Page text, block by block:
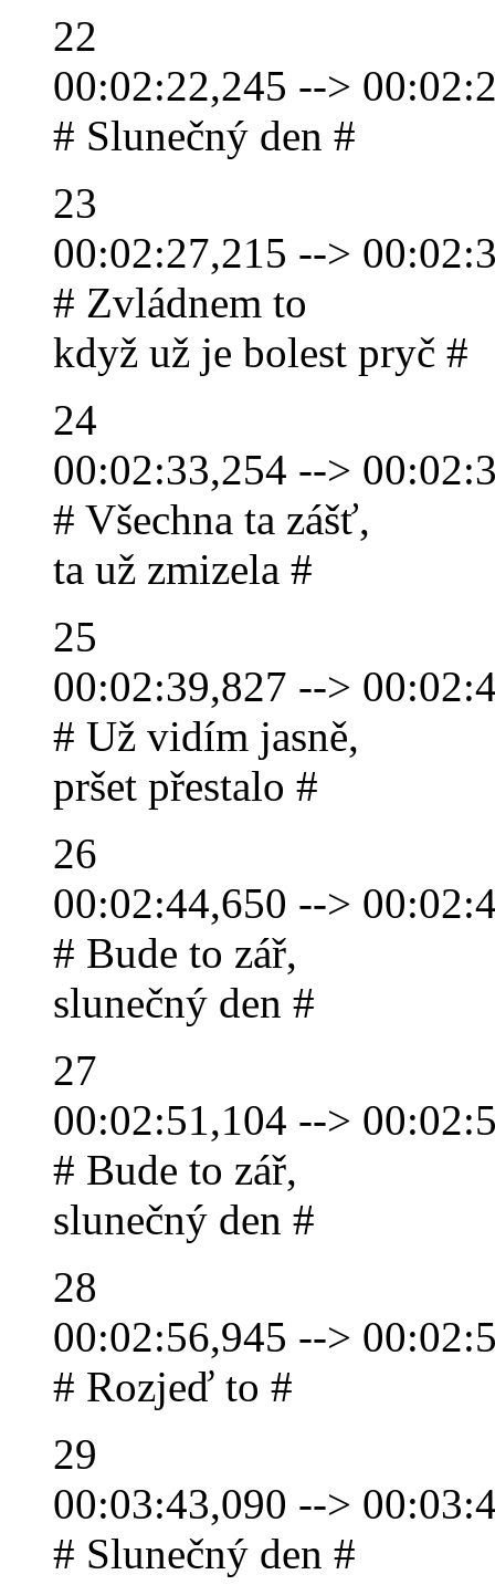
22
00:02:22,245 -->
# Slunečný den #
23
00:02:27,215 -->
# Zvládnem to
když už je bolest pryč #
24
00:02:33,254 -->
# Všechna ta zášť,
ta už zmizela #
25
00:02:39,827 -->
# Už vidím jasně,
pršet přestalo #
26
00:02:44,650 -->
# Bude to zář,
slunečný den #
27
00:02:51,104 -->
# Bude to zář,
slunečný den #
28
00:02:56,945 -->
# Rozjeď to #
29
00:03:43,090 -->
# Slunečný den #